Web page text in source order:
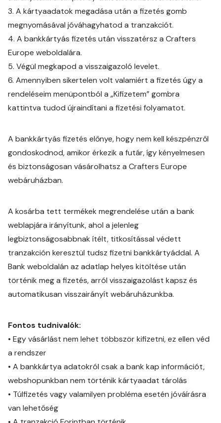
3. A kártyaadatok megadása után a fizetés gomb
megnyomásával jóváhagyhatod a tranzakciót.
4. A bankkártyás fizetés után visszatérsz a Crafters
Europe weboldalára.
5. Végül megkapod a visszaigazoló levelet.
6. Amennyiben sikertelen volt valamiért a fizetés úgy a
rendeléseim menüpontból a „Kifizetem” gombra
kattintva tudod újraindítani a fizetési folyamatot.
A bankkártyás fizetés előnye, hogy nem kell készpénzről
gondoskodnod, amikor érkezik a futár, így kényelmesen
és biztonságosan vásárolhatsz a Crafters Europe
webáruházban.
A kosárba tett termékek megrendelése után a bank
weblapjára irányítunk, ahol a jelenleg
legbiztonságosabbnak ítélt, titkosítással védett
tranzakción keresztül tudsz fizetni bankkártyáddal. A
Bank weboldalán az adatlap helyes kitöltése után
történik meg a fizetés, arról visszaigazolást kapsz és
automatikusan visszairányít webáruházunkba.
Fontos tudnivalók:
• Egy vásárlást nem lehet többször kifizetni, ez ellen véd
a rendszer
• A bankkártya adatokról csak a bank kap információt,
webshopunkban nem történik kártyaadat tárolás
• Túlfizetés vagy valamilyen probléma esetén jóváírásra
van lehetőség